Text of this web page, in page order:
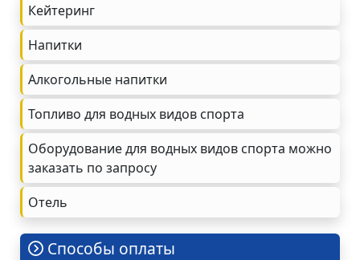
Кейтеринг
Напитки
Алкогольные напитки
Топливо для водных видов спорта
Оборудование для водных видов спорта можно
заказать по запросу
Oтель
Cпособы оплаты